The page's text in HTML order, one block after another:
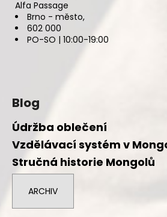
Alfa Passage
Brno - město,
602 000
PO-SO | 10:00-19:00
Blog
Údržba oblečení
Vzdělávací systém v
Stručná historie Mongolů
ARCHIV